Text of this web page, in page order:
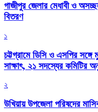
গাজীপুর জেলার মেধাবী ও
বিতরণ
১
চট্টগ্রামে ডিসি ও এসপির
সাক্ষাৎ, ২১ সদস্যের কমিটির
২
উখিয়ায় উপজেলা পরিষদের